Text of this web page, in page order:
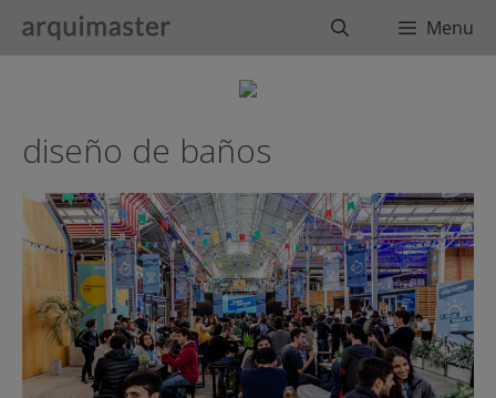
BuscarMenu
diseño de baños